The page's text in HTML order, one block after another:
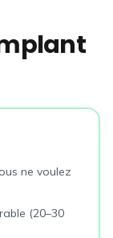
ne voulez
(20–30